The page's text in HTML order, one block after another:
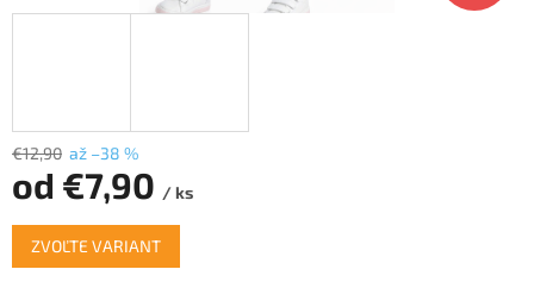
€12,90 až –38 %
od €7,90 / ks
Jednotková
cena:
ZVOĽTE VARIANT